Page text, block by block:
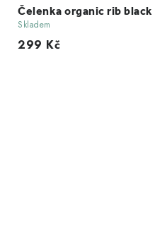
Čelenka organic rib black
Skladem
299 Kč